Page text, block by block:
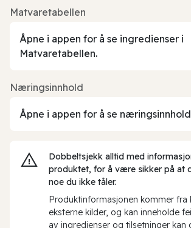
Matvaretabellen
Åpne i appen for å se ingredienser i
Matvaretabellen.
Næringsinnhold
Åpne i appen for å se
Dobbeltsjekk alltid med
produktet, for å være sikker på at
noe du ikke tåler.
Produktinformasjonen kommer fra
eksterne kilder, og kan inneholde
av ingredienser og tilsetninger